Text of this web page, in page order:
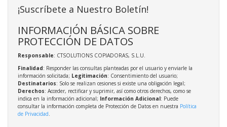
¡Suscríbete a Nuestro Boletín!
INFORMACIÓN BÁSICA SOBRE
PROTECCIÓN DE DATOS
Responsable: CTSOLUTIONS COPIADORAS, S.L.U.
Finalidad: Responder las consultas planteadas por el usuario y enviarle la
información solicitada; Legitimación: Consentimiento del usuario;
Destinatarios: Solo se realizan cesiones si existe una obligación legal;
Derechos: Acceder, rectificar y suprimir, así como otros derechos, como se
indica en la información adicional; Información Adicional: Puede
consultar la información completa de Protección de Datos en nuestra Política
de Privacidad